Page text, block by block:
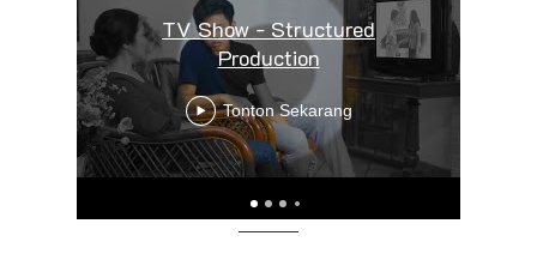
TV Show - Structured
Production
Tonton Sekarang